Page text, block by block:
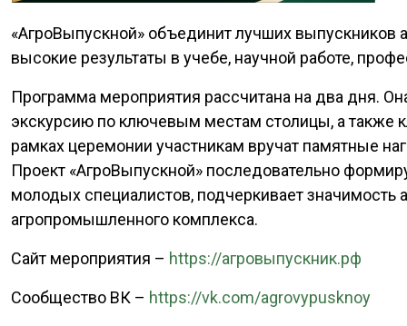
«АгроВыпускной» объединит лучших выпускников
высокие результаты в учебе, научной работе,
Программа мероприятия рассчитана на два дня.
экскурсию по ключевым местам столицы, а
рамках церемонии участникам вручат памятные
Проект «АгроВыпускной» последовательно
молодых специалистов, подчеркивает значимость
агропромышленного комплекса.
Сайт мероприятия – https://агровыпускник.рф
Сообщество ВК – https://vk.com/agrovypusknoy